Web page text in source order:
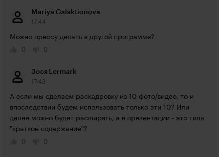
Mariya Galaktionova
17:44
Можно прессу делать в другой программе?
0
0
Зося Lermark
17:43
А если мы сделаем раскадровку из 10 фото/видео, то и
впоследствии будем использовать только эти 10? Или
далее можно будет расширять, а в презентации - это типа
"краткое содержание"?
0
0